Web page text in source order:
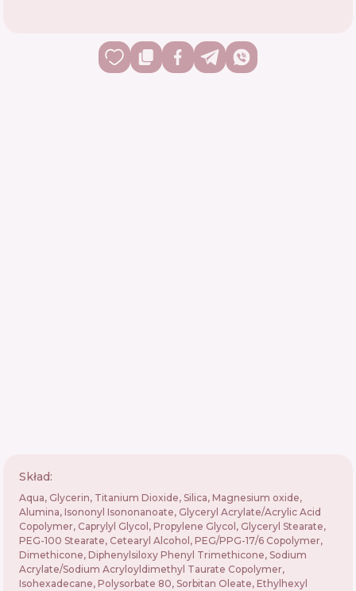
Skład:
Aqua, Glycerin, Titanium Dioxide, Silica, Magnesium oxide,
Alumina, Isononyl Isononanoate, Glyceryl Acrylate/Acrylic Acid
Copolymer, Caprylyl Glycol, Propylene Glycol, Glyceryl Stearate,
PEG-100 Stearate, Cetearyl Alcohol, PEG/PPG-17/6 Copolymer,
Dimethicone, Diphenylsiloxy Phenyl Trimethicone, Sodium
Acrylate/Sodium Acryloyldimethyl Taurate Copolymer,
Isohexadecane, Polysorbate 80, Sorbitan Oleate, Ethylhexyl